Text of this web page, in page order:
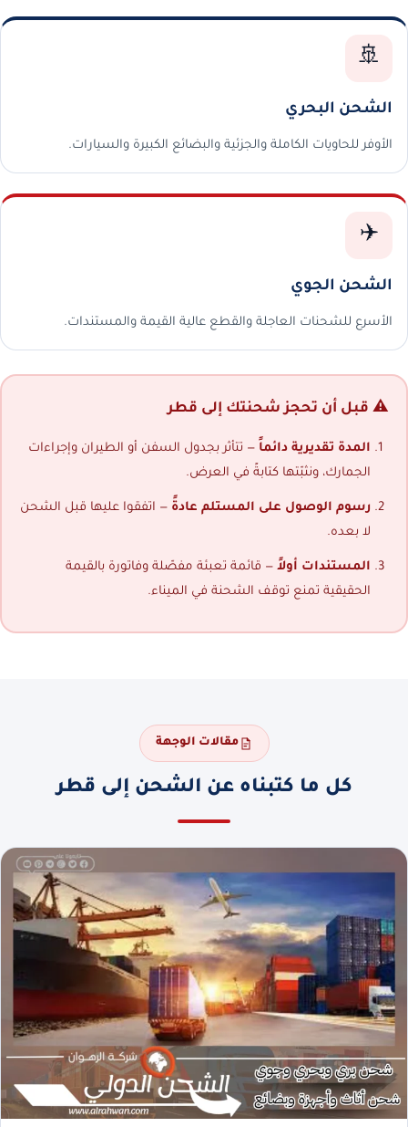
🚢
الشحن البحري
الأوفر للحاويات الكاملة والجزئية والبضائع الكبيرة والسيارات.
✈️
الشحن الجوي
الأسرع للشحنات العاجلة والقطع عالية القيمة والمستندات.
⚠️ قبل أن تحجز شحنتك إلى قطر
المدة تقديرية دائماً — تتأثر بجدول السفن أو الطيران وإجراءات
الجمارك، ونثبّتها كتابةً في العرض.
رسوم الوصول على المستلم عادةً — اتفقوا عليها قبل الشحن
لا بعده.
المستندات أولاً — قائمة تعبئة مفصّلة وفاتورة بالقيمة
الحقيقية تمنع توقف الشحنة في الميناء.
مقالات الوجهة
كل ما كتبناه عن الشحن إلى قطر